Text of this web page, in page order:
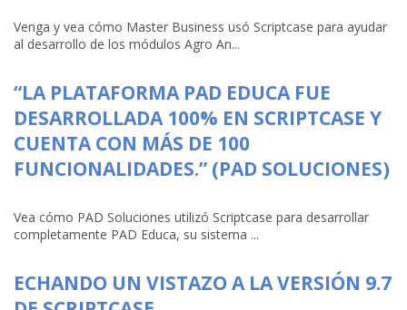
Venga y vea cómo Master Business usó Scriptcase para ayudar
al desarrollo de los módulos Agro An...
“LA PLATAFORMA PAD EDUCA FUE
DESARROLLADA 100% EN SCRIPTCASE Y
CUENTA CON MÁS DE 100
FUNCIONALIDADES.” (PAD SOLUCIONES)
Vea cómo PAD Soluciones utilizó Scriptcase para desarrollar
completamente PAD Educa, su sistema ...
ECHANDO UN VISTAZO A LA VERSIÓN 9.7